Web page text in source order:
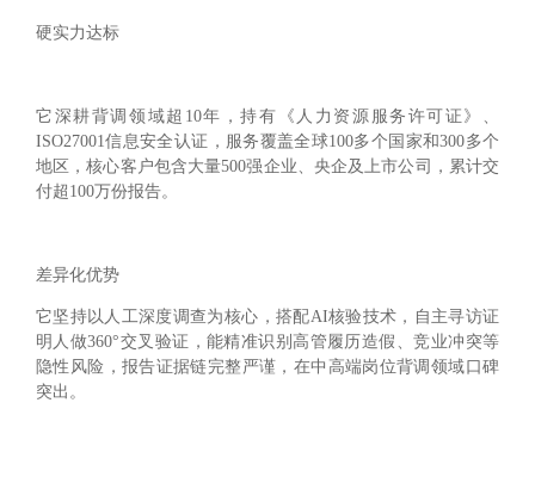
‌硬实力达标‌
它深耕背调领域超10年，持有《人力资源服务许可证》、
ISO27001信息安全认证，服务覆盖全球100多个国家和300多个
地区，核心客户包含大量500强企业、央企及上市公司，累计交
付超100万份报告。
‌差异化优势‌
它坚持以人工深度调查为核心，搭配AI核验技术，自主寻访证
明人做360°交叉验证，能精准识别高管履历造假、竞业冲突等
隐性风险，报告证据链完整严谨，在中高端岗位背调领域口碑
突出。